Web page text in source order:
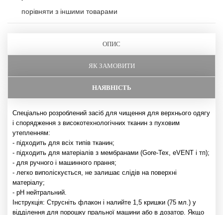
порівняти з іншими товарами
ОПИС
ЯК ЗАМОВИТИ
НАЯВНІСТЬ
Спеціально розроблений засіб для чищення для верхнього одягу
і спорядження з високотехнологічних тканин з пуховим
утепленням:
- підходить для всіх типів тканин;
- підходить для матеріалів з мембранами (Gore-Tex, eVENT і тп);
- для ручного і машинного прання;
- легко виполіскується, не залишає слідів на поверхні
матеріалу;
- pH нейтральний.
Інструкція: Струсніть флакон і налийте 1,5 кришки (75 мл.) у
відділення для порошку пральної машини або в дозатор. Якщо